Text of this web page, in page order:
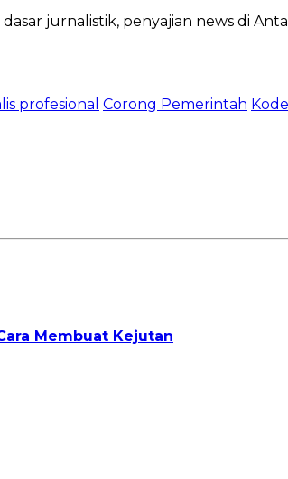
jurnalistik, penyajian news di
profesional Corong Pemerintah
Membuat Kejutan